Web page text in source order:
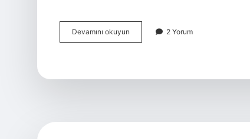
Devamını okuyun
iyi
2 Yorum